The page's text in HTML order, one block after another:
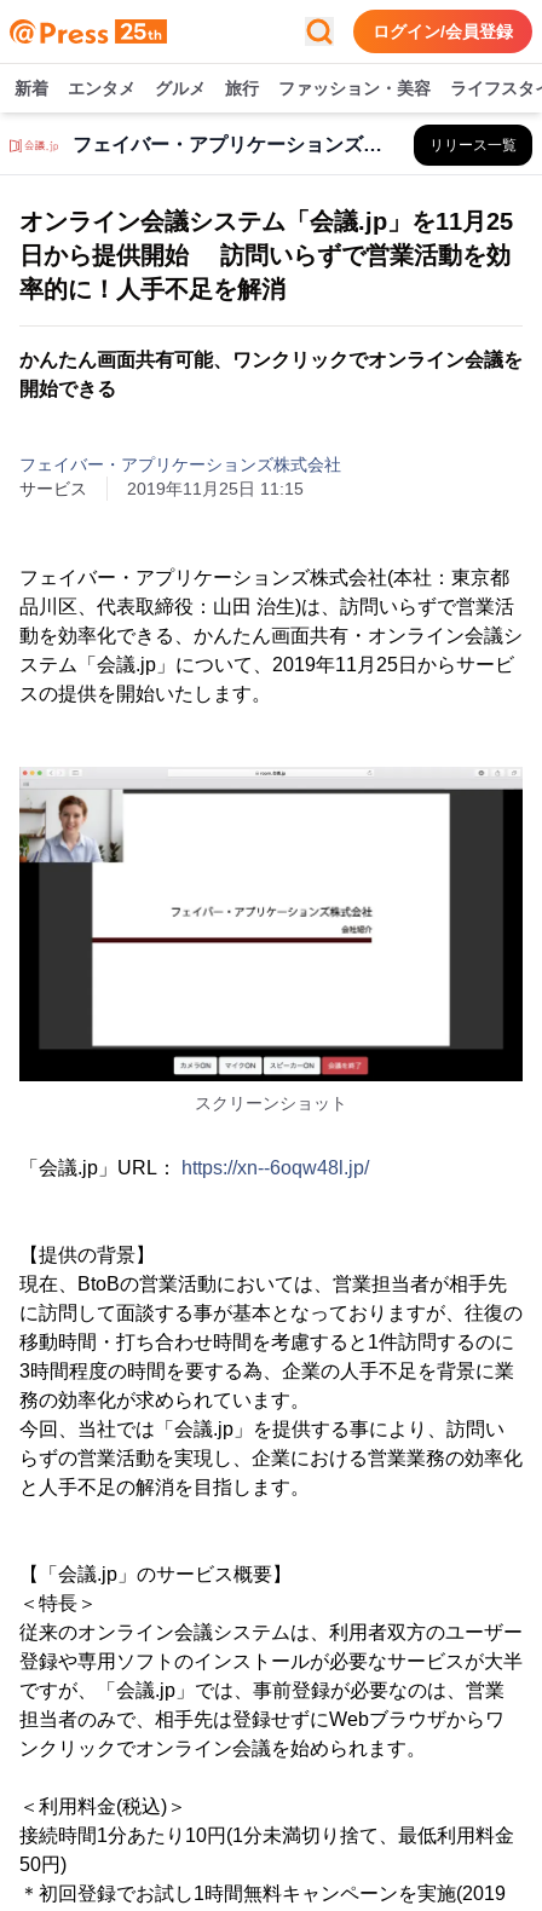
ログイン/会員登録
新着 エンタメ グルメ 旅行 ファッション・美容 ライフスタ
フェイバー・アプリケーションズ株式会社 リリース一覧
オンライン会議システム「会議.jp」を11月25
日から提供開始 訪問いらずで営業活動を効
率的に！人手不足を解消
かんたん画面共有可能、ワンクリックでオンライン会議を
開始できる
フェイバー・アプリケーションズ株式会社
サービス
2019年11月25日 11:15
フェイバー・アプリケーションズ株式会社(本社：東京都
品川区、代表取締役：山田 治生)は、訪問いらずで営業活
動を効率化できる、かんたん画面共有・オンライン会議シ
ステム「会議.jp」について、2019年11月25日からサービ
スの提供を開始いたします。
スクリーンショット
「会議.jp」URL： https://xn--6oqw48l.jp/
【提供の背景】
現在、BtoBの営業活動においては、営業担当者が相手先
に訪問して面談する事が基本となっておりますが、往復の
移動時間・打ち合わせ時間を考慮すると1件訪問するのに
3時間程度の時間を要する為、企業の人手不足を背景に業
務の効率化が求められています。
今回、当社では「会議.jp」を提供する事により、訪問い
らずの営業活動を実現し、企業における営業業務の効率化
と人手不足の解消を目指します。
【「会議.jp」のサービス概要】
＜特長＞
従来のオンライン会議システムは、利用者双方のユーザー
登録や専用ソフトのインストールが必要なサービスが大半
ですが、「会議.jp」では、事前登録が必要なのは、営業
担当者のみで、相手先は登録せずにWebブラウザからワ
ンクリックでオンライン会議を始められます。
＜利用料金(税込)＞
接続時間1分あたり10円(1分未満切り捨て、最低利用料金
50円)
＊初回登録でお試し1時間無料キャンペーンを実施(2019